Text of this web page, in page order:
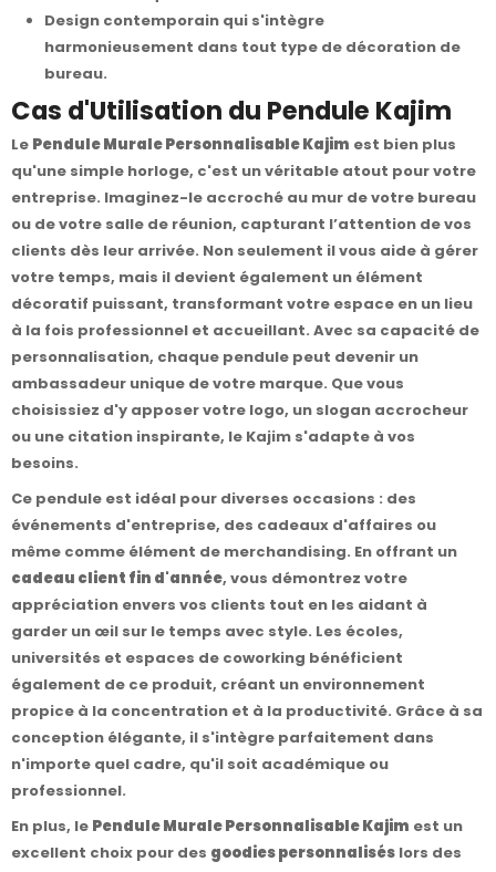
Design contemporain qui s'intègre
harmonieusement dans tout type de décoration de
bureau.
Cas d'Utilisation du Pendule Kajim
Le Pendule Murale Personnalisable Kajim est bien plus
qu'une simple horloge, c'est un véritable atout pour votre
entreprise. Imaginez-le accroché au mur de votre bureau
ou de votre salle de réunion, capturant l’attention de vos
clients dès leur arrivée. Non seulement il vous aide à gérer
votre temps, mais il devient également un élément
décoratif puissant, transformant votre espace en un lieu
à la fois professionnel et accueillant. Avec sa capacité de
personnalisation, chaque pendule peut devenir un
ambassadeur unique de votre marque. Que vous
choisissiez d'y apposer votre logo, un slogan accrocheur
ou une citation inspirante, le Kajim s'adapte à vos
besoins.
Ce pendule est idéal pour diverses occasions : des
événements d'entreprise, des cadeaux d'affaires ou
même comme élément de merchandising. En offrant un
cadeau client fin d'année, vous démontrez votre
appréciation envers vos clients tout en les aidant à
garder un œil sur le temps avec style. Les écoles,
universités et espaces de coworking bénéficient
également de ce produit, créant un environnement
propice à la concentration et à la productivité. Grâce à sa
conception élégante, il s'intègre parfaitement dans
n'importe quel cadre, qu'il soit académique ou
professionnel.
En plus, le Pendule Murale Personnalisable Kajim est un
excellent choix pour des goodies personnalisés lors des